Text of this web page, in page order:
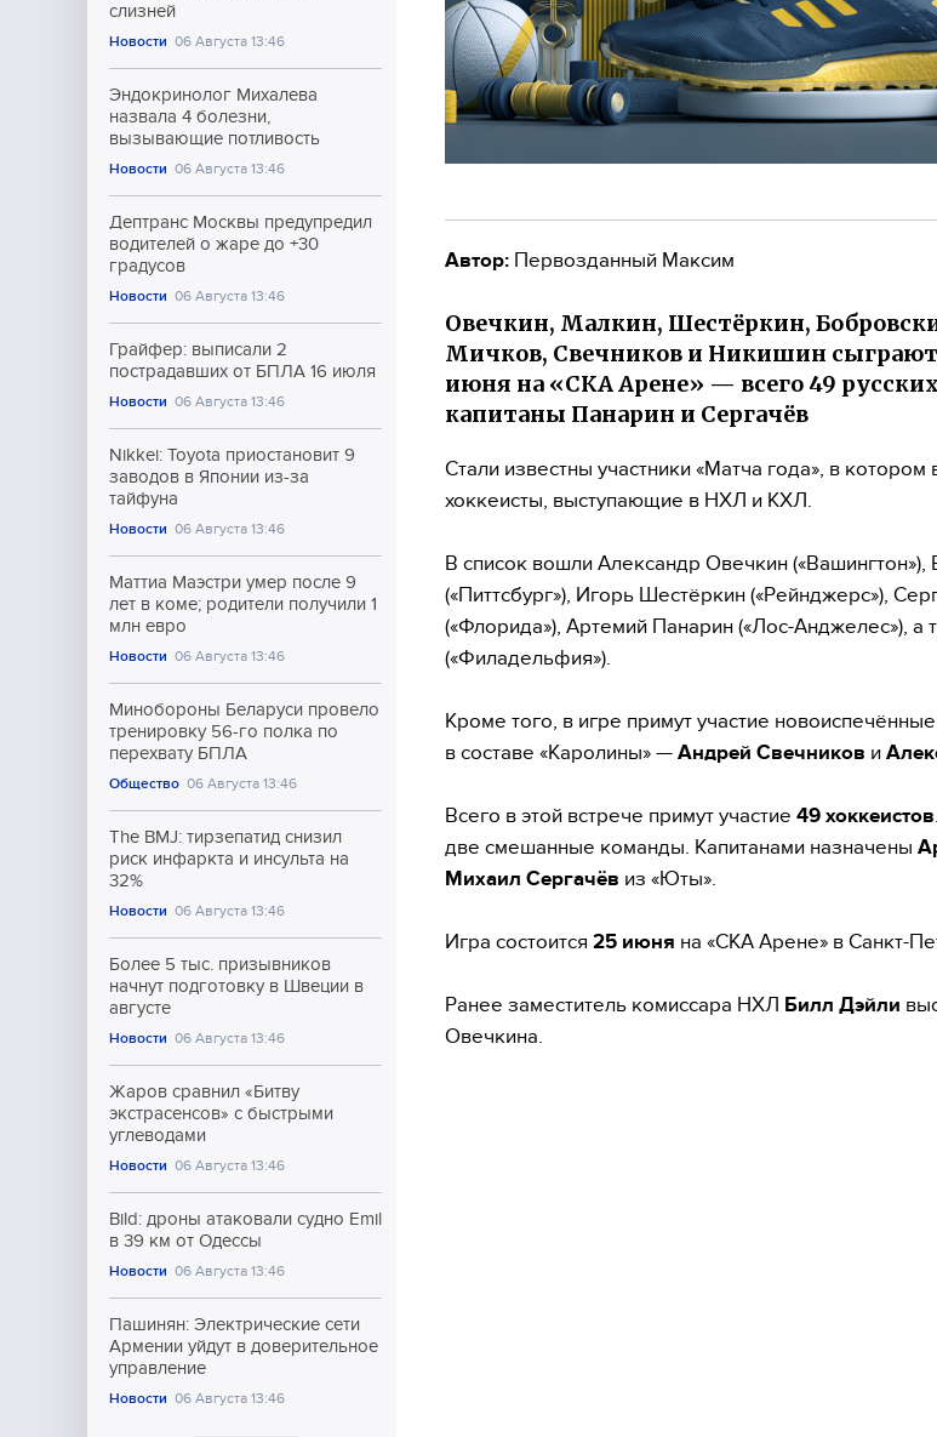
слизней
Новости 06 Августа 13:46
Эндокринолог Михалева
назвала 4 болезни,
вызывающие потливость
Новости 06 Августа 13:46
Дептранс Москвы предупредил
водителей о жаре до +30
градусов
Новости 06 Августа 13:46
Грайфер: выписали 2
пострадавших от БПЛА 16 июля
Новости 06 Августа 13:46
Nikkei: Toyota приостановит 9
заводов в Японии из-за
тайфуна
Новости 06 Августа 13:46
Маттиа Маэстри умер после 9
лет в коме; родители получили 1
млн евро
Новости 06 Августа 13:46
Минобороны Беларуси провело
тренировку 56-го полка по
перехвату БПЛА
Общество 06 Августа 13:46
The BMJ: тирзепатид снизил
риск инфаркта и инсульта на
32%
Новости 06 Августа 13:46
Более 5 тыс. призывников
начнут подготовку в Швеции в
августе
Новости 06 Августа 13:46
Жаров сравнил «Битву
экстрасенсов» с быстрыми
углеводами
Новости 06 Августа 13:46
Bild: дроны атаковали судно Emil
в 39 км от Одессы
Новости 06 Августа 13:46
Пашинян: Электрические сети
Армении уйдут в доверительное
управление
Новости 06 Августа 13:46
Автор: Первозданный Максим
Овечкин, Малкин, Шестёркин,
Мичков, Свечников и Никишин сыграют
июня на «СКА Арене» — всего 49
капитаны Панарин и Сергачёв
Стали известны участники «Матча года», в котором
хоккеисты, выступающие в НХЛ и КХЛ.
В список вошли Александр Овечкин («Вашингтон»),
(«Питтсбург»), Игорь Шестёркин («Рейнджерс»),
(«Флорида»), Артемий Панарин («Лос-Анджелес»),
(«Филадельфия»).
Кроме того, в игре примут участие
в составе «Каролины» — Андрей Свечников и
Всего в этой встрече примут участие 49 хоккеистов
две смешанные команды. Капитанами назначены
Михаил Сергачёв из «Юты».
Игра состоится 25 июня на «СКА Арене» в Санкт-
Ранее заместитель комиссара НХЛ Билл Дэйли
Овечкина.